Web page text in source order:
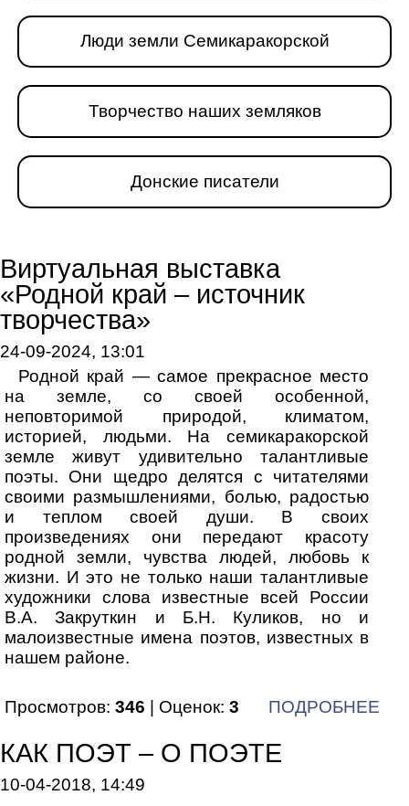
Люди земли Семикаракорской
Творчество наших земляков
Донские писатели
Виртуальная выставка
«Родной край – источник
творчества»
24-09-2024, 13:01
Родной край — самое прекрасное место
на земле, со своей особенной,
неповторимой природой, климатом,
историей, людьми. На семикаракорской
земле живут удивительно талантливые
поэты. Они щедро делятся с читателями
своими размышлениями, болью, радостью
и теплом своей души. В своих
произведениях они передают красоту
родной земли, чувства людей, любовь к
жизни. И это не только наши талантливые
художники слова известные всей России
В.А. Закруткин и Б.Н. Куликов, но и
малоизвестные имена поэтов, известных в
нашем районе.
Просмотров: 346 | Оценок: 3 ПОДРОБНЕЕ
КАК ПОЭТ – О ПОЭТЕ
10-04-2018, 14:49